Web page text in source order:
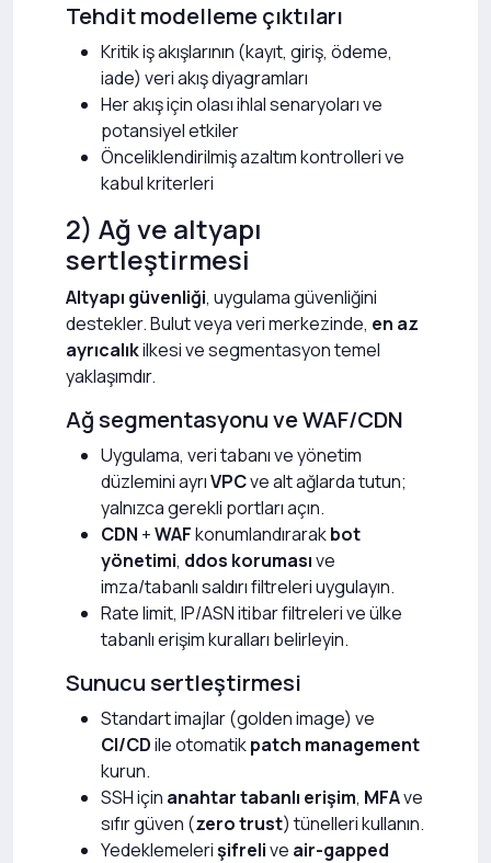
Tehdit modelleme çıktıları
Kritik iş akışlarının (kayıt, giriş, ödeme,
iade) veri akış diyagramları
Her akış için olası ihlal senaryoları ve
potansiyel etkiler
Önceliklendirilmiş azaltım kontrolleri ve
kabul kriterleri
2) Ağ ve altyapı
sertleştirmesi
Altyapı güvenliği, uygulama güvenliğini
destekler. Bulut veya veri merkezinde, en az
ayrıcalıkilkesi ve segmentasyon temel
yaklaşımdır.
Ağ segmentasyonu ve WAF/CDN
Uygulama, veri tabanı ve yönetim
düzlemini ayrıVPCve alt ağlarda tutun;
yalnızca gerekli portları açın.
CDN +WAFkonumlandırarakbot
yönetimi, ddos korumasıve
imza/tabanlı saldırı filtreleri uygulayın.
Rate limit, IP/ASN itibar filtreleri ve ülke
tabanlı erişim kuralları belirleyin.
Sunucu sertleştirmesi
Standart imajlar (golden image) ve
CI/CDile otomatikpatch management
kurun.
SSH için anahtar tabanlı erişim, MFAve
sıfır güven (zero trust) tünelleri kullanın.
Yedeklemelerişifrelive air-gapped